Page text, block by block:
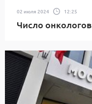
02 июля 2024 12:25
Число